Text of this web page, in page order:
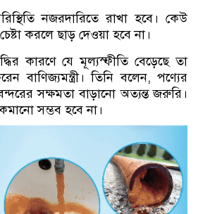
নজরদারিতে রাখা হবে। কেউ
করলে ছাড় দেওয়া হবে না।
কারণে যে মূল্যস্ফীতি বেড়েছে তা
বাণিজ্যমন্ত্রী। তিনি বলেন, পণ্যের
সক্ষমতা বাড়ানো অত্যন্ত জরুরি।
সম্ভব হবে না।